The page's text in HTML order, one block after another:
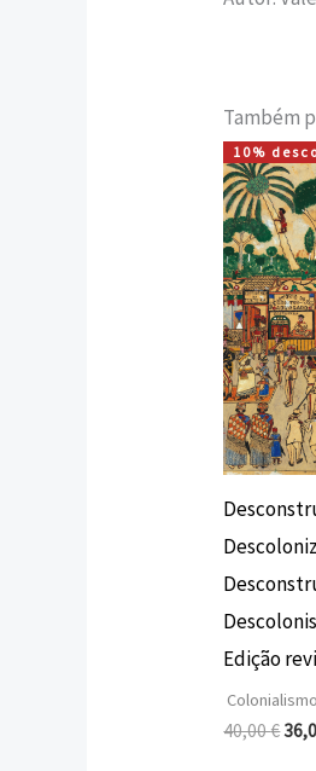
Também
10%
Edição
Colonialismo
40,00€
O
era: